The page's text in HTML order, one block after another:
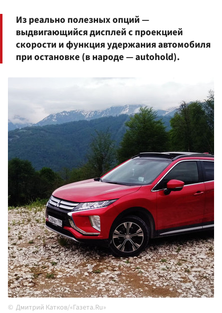
Из реально полезных опций —
выдвигающийся дисплей с проекцией
скорости и функция удержания автомобиля
при остановке (в народе — autohold).
Дмитрий Катков/«Газета.Ru»